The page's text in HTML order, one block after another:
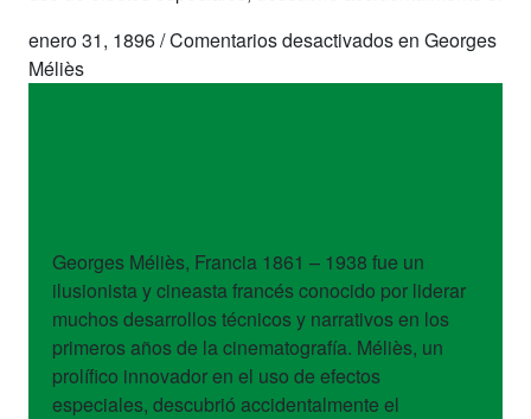
enero 31, 1896/Comentarios desactivadosen Georges
Méliès
Georges Méliès, Francia 1861 – 1938 fue un
ilusionista y cineasta francés conocido por liderar
muchos desarrollos técnicos y narrativos en los
primeros años de la cinematografía. Méliès, un
prolífico innovador en el uso de efectos
especiales, descubrió accidentalmente el